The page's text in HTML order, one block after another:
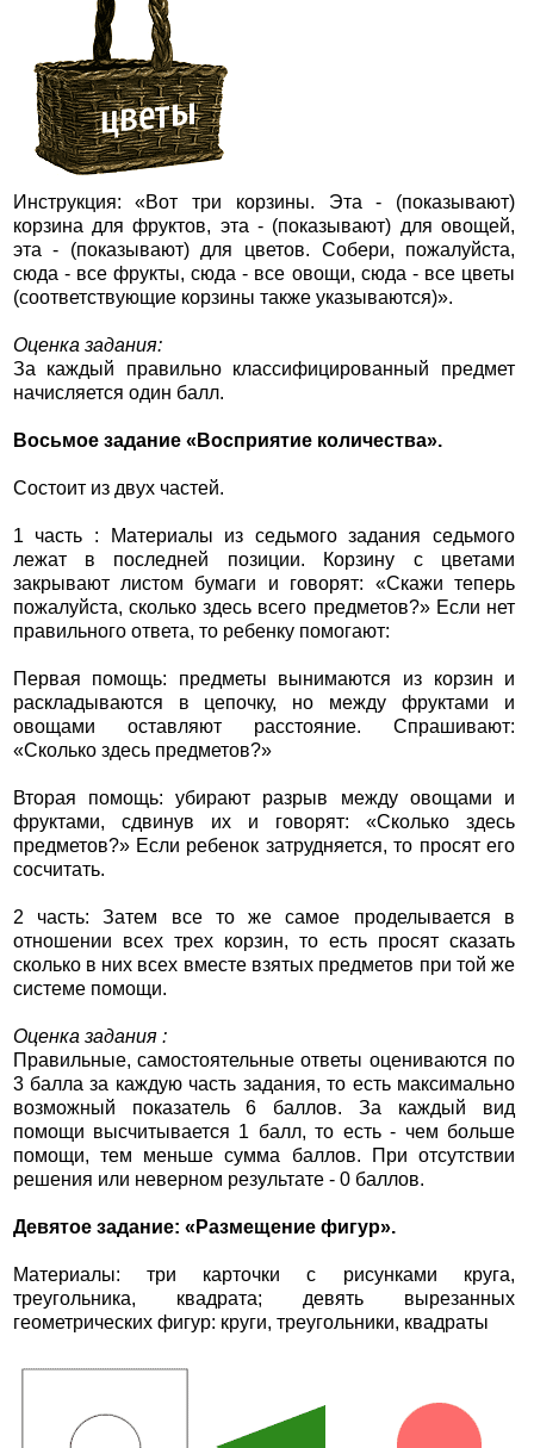
Инструкция: «Вот три корзины. Эта - (показывают)
корзина для фруктов, эта - (показывают) для овощей,
эта - (показывают) для цветов. Собери, пожалуйста,
сюда - все фрукты, сюда - все овощи, сюда - все цветы
(соответствующие корзины также указываются)».
Оценка задания:
За каждый правильно классифицированный предмет
начисляется один балл.
Восьмое задание «Восприятие количества».
Состоит из двух частей.
1 часть : Материалы из седьмого задания седьмого
лежат в последней позиции. Корзину с цветами
закрывают листом бумаги и говорят: «Скажи теперь
пожалуйста, сколько здесь всего предметов?» Если нет
правильного ответа, то ребенку помогают:
Первая помощь: предметы вынимаются из корзин и
раскладываются в цепочку, но между фруктами и
овощами оставляют расстояние. Спрашивают:
«Сколько здесь предметов?»
Вторая помощь: убирают разрыв между овощами и
фруктами, сдвинув их и говорят: «Сколько здесь
предметов?» Если ребенок затрудняется, то просят его
сосчитать.
2 часть: Затем все то же самое проделывается в
отношении всех трех корзин, то есть просят сказать
сколько в них всех вместе взятых предметов при той же
системе помощи.
Оценка задания :
Правильные, самостоятельные ответы оцениваются по
3 балла за каждую часть задания, то есть максимально
возможный показатель 6 баллов. За каждый вид
помощи высчитывается 1 балл, то есть - чем больше
помощи, тем меньше сумма баллов. При отсутствии
решения или неверном результате - 0 баллов.
Девятое задание: «Размещение фигур».
Материалы: три карточки с рисунками круга,
треугольника, квадрата; девять вырезанных
геометрических фигур: круги, треугольники, квадраты